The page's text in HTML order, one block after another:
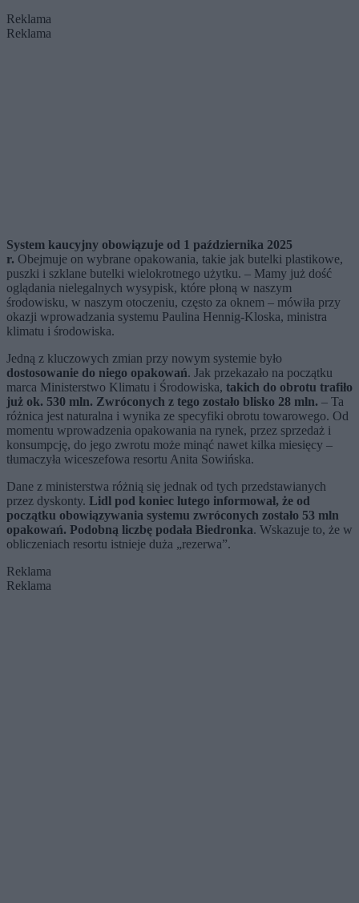
Reklama
Reklama
System kaucyjny obowiązuje od 1 października 2025
r. Obejmuje on wybrane opakowania, takie jak butelki plastikowe,
puszki i szklane butelki wielokrotnego użytku. – Mamy już dość
oglądania nielegalnych wysypisk, które płoną w naszym
środowisku, w naszym otoczeniu, często za oknem – mówiła przy
okazji wprowadzania systemu Paulina Hennig-Kloska, ministra
klimatu i środowiska.
Jedną z kluczowych zmian przy nowym systemie było
dostosowanie do niego opakowań. Jak przekazało na początku
marca Ministerstwo Klimatu i Środowiska, takich do obrotu trafiło
już ok. 530 mln. Zwróconych z tego zostało blisko 28 mln. – Ta
różnica jest naturalna i wynika ze specyfiki obrotu towarowego. Od
momentu wprowadzenia opakowania na rynek, przez sprzedaż i
konsumpcję, do jego zwrotu może minąć nawet kilka miesięcy –
tłumaczyła wiceszefowa resortu Anita Sowińska.
Dane z ministerstwa różnią się jednak od tych przedstawianych
przez dyskonty. Lidl pod koniec lutego informował, że od
początku obowiązywania systemu zwróconych zostało 53 mln
opakowań. Podobną liczbę podała Biedronka. Wskazuje to, że w
obliczeniach resortu istnieje duża „rezerwa”.
Reklama
Reklama